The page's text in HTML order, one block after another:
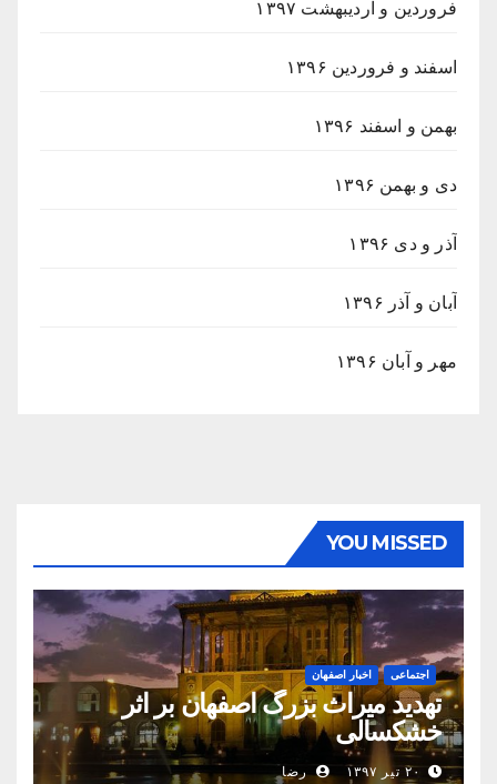
فروردین و اردیبهشت ۱۳۹۷
اسفند و فروردین ۱۳۹۶
بهمن و اسفند ۱۳۹۶
دی و بهمن ۱۳۹۶
آذر و دی ۱۳۹۶
آبان و آذر ۱۳۹۶
مهر و آبان ۱۳۹۶
YOU MISSED
اجتماعی اخبار اصفهان
تهدید میراث بزرگ اصفهان بر اثر
خشکسالی
۲۰ تیر ۱۳۹۷ رضا